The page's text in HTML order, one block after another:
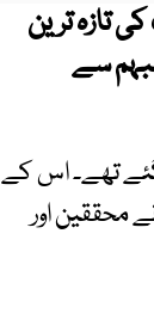
تازہ ترین
سے
بار 2021 میں ریکارڈ کیے گئے تھے۔ اس کے
محققین اور